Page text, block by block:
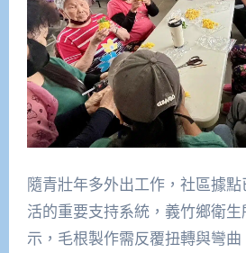
隨青壯年多外出工作，社區據
活的重要支持系統，義竹鄉衛
示，毛根製作需反覆扭轉與彎